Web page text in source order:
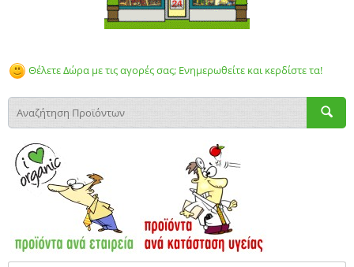
Θέλετε Δώρα με τις αγορές σας; Ενημερωθείτε και κερδίστε τα!